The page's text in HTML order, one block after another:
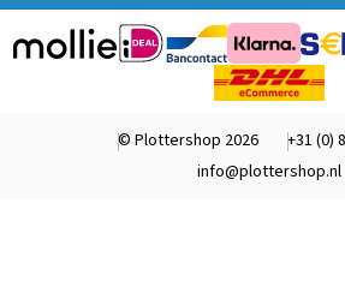
© Plottershop 2026
+31 (0)
info@plottershop.nl